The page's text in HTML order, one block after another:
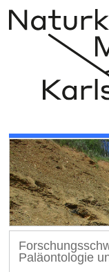
Paläontologie